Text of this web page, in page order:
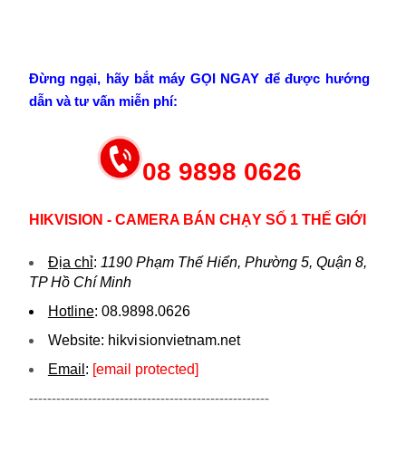
Đừng ngại, hãy bắt máy GỌI NGAY để được hướng
dẫn và tư vấn miễn phí:
08 9898 0626
HIKVISION - CAMERA BÁN CHẠY SỐ 1 THẾ GIỚI
Địa chỉ: 1190 Phạm Thế Hiển, Phường 5, Quận 8,
TP Hồ Chí Minh
Hotline: 08.9898.0626
Website: hikvi sionvietnam.net
Email : [email protected]
-----------------------------------------------------